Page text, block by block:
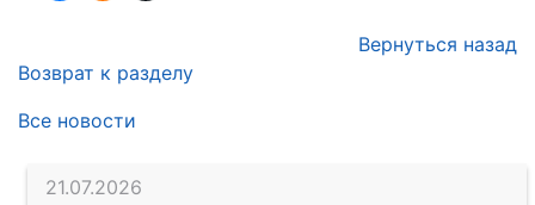
21.07.2026
Вернуться назад
Возврат к разделу
Все новости